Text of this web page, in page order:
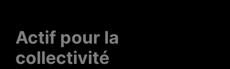
Actif pour la
collectivité